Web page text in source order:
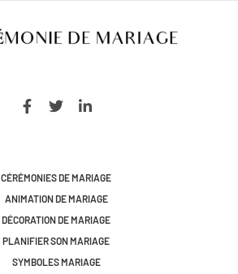
CÉRÉMONIES DE MARIAGE
ANIMATION DE MARIAGE
DÉCORATION DE MARIAGE
PLANIFIER SON MARIAGE
SYMBOLES MARIAGE